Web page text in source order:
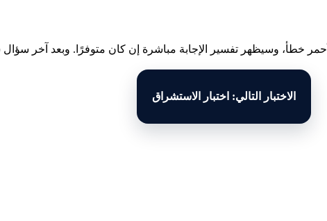
خطأ، وسيظهر تفسير الإجابة مباشرة إن كان متوفرًا. وبعد آخر سؤال
الاختبار التالي: اختبار الاستشراق